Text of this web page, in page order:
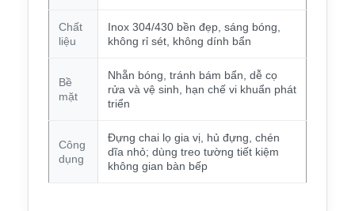
Chất
liệu
Inox 304/430 bền đẹp, sáng bóng,
không rỉ sét, không dính bẩn
Bề
mặt
Nhẵn bóng, tránh bám bẩn, dễ cọ
rửa và vệ sinh, hạn chế vi khuẩn phát
triển
Công
dụng
Đựng chai lọ gia vị, hủ đựng, chén
dĩa nhỏ; dùng treo tường tiết kiệm
không gian bàn bếp